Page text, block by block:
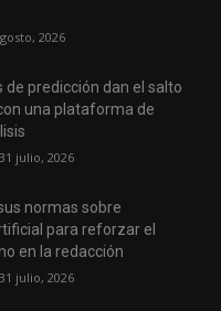
2026
de predicción dan el salto
una plataforma de
31 julio, 2026
normas sobre
para reforzar el
en la redacción
31 julio, 2026